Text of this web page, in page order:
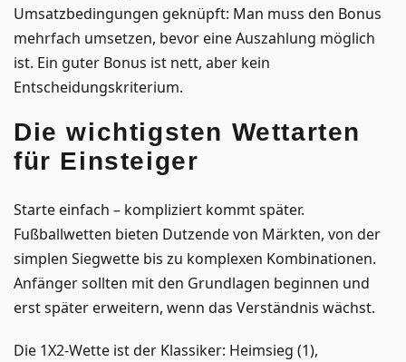
Umsatzbedingungen geknüpft: Man muss den Bonus
mehrfach umsetzen, bevor eine Auszahlung möglich
ist. Ein guter Bonus ist nett, aber kein
Entscheidungskriterium.
Die wichtigsten Wettarten
für Einsteiger
Starte einfach – kompliziert kommt später.
Fußballwetten bieten Dutzende von Märkten, von der
simplen Siegwette bis zu komplexen Kombinationen.
Anfänger sollten mit den Grundlagen beginnen und
erst später erweitern, wenn das Verständnis wächst.
Die 1X2-Wette ist der Klassiker: Heimsieg (1),